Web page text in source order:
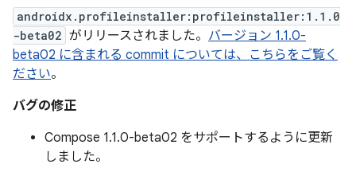
androidx.profileinstaller:profileinstaller:1.1.0
-beta02 がリリースされました。 バージョン 1.1.0-
beta02 に含まれる commit については、こちらをご覧く
ださい。
バグの修正
Compose 1.1.0-beta02 をサポートするように更新
しました。